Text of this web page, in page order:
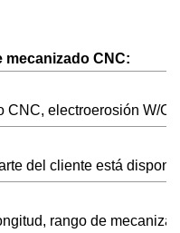
mecanizado CNC:
CNC, electroerosión W/C
del cliente está
rango de